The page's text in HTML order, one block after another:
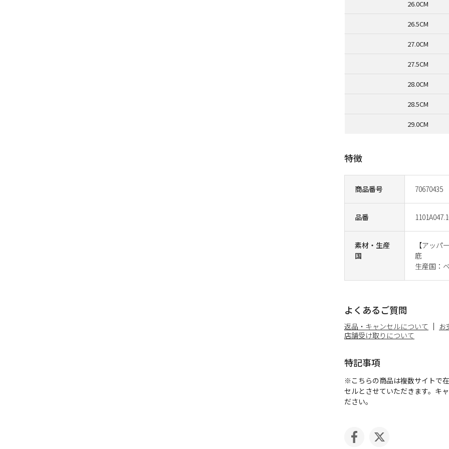
商品番号 70670435
品番
素材・生産
国
【アッ
底
生産国：
特徴
よくあるご質問
返品・キャンセルについて お
店舗受け取りについて
特記事項
※こちらの商品は複数サイトで
セルとさせていただきます。キ
ださい。
26.0CM
26.5CM
27.0CM
27.5CM
28.0CM
28.5CM
29.0CM